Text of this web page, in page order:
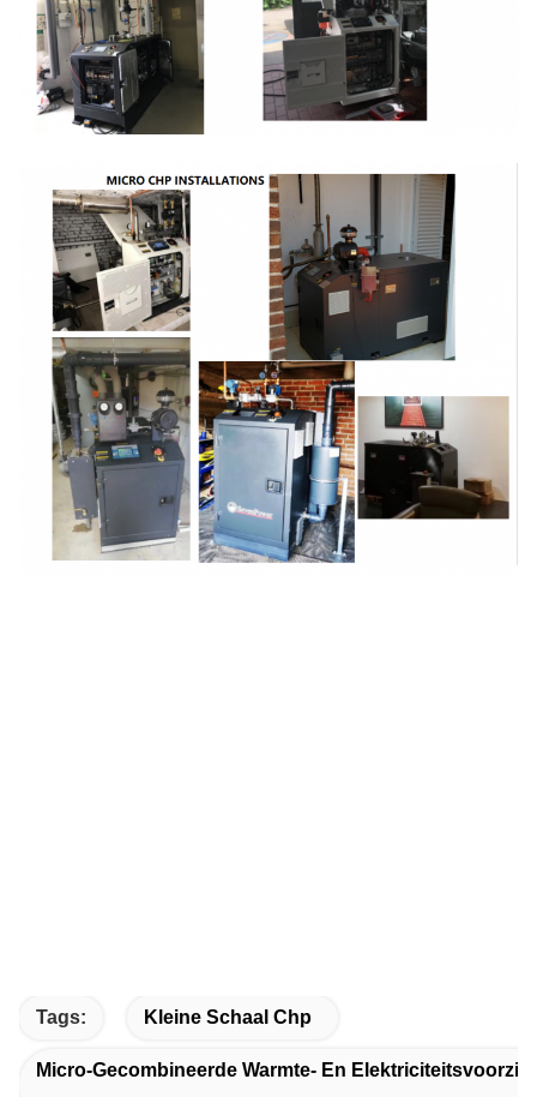
Tags: Kleine Schaal Chp
Micro-Gecombineerde Warmte- En